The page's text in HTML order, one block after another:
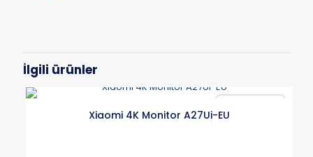
İlgili ürünler
Xiaomi 4K Monitor A27Ui-EU